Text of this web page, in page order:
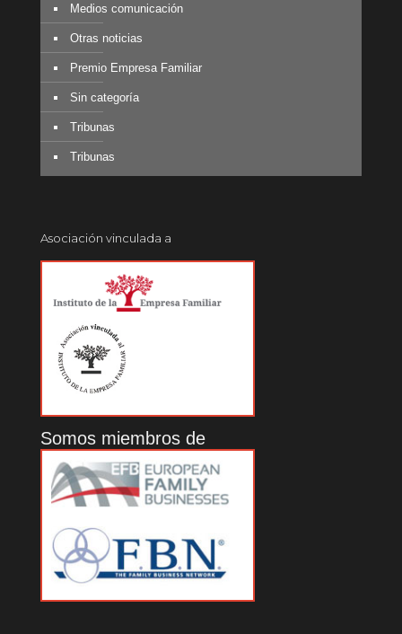
Medios comunicación
Otras noticias
Premio Empresa Familiar
Sin categoría
Tribunas
Tribunas
Asociación vinculada a
Somos miembros de